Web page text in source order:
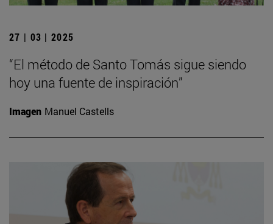
27 | 03 | 2025
“El método de Santo Tomás sigue siendo
hoy una fuente de inspiración”
Imagen Manuel Castells